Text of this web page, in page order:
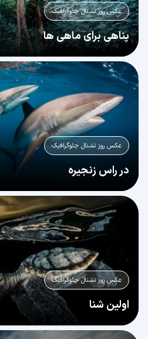
عکس روز نشنال جئوگرافیک
پناهی برای ماهی ها
عکس روز نشنال جئوگرافیک
در راس زنجیره
عکس روز نشنال جئوگرافیک
اولین شنا